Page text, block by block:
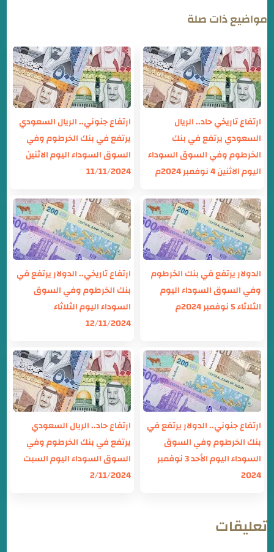
مواضيع ذات صلة
ارتفاع تاريخي حاد.. الريال
السعودي يرتفع في بنك
الخرطوم وفي السوق السوداء
اليوم الاثنين 4 نوفمبر 2024م
ارتفاع جنوني.. الريال السعودي
يرتفع في بنك الخرطوم وفي
السوق السوداء اليوم الاثنين
11/11/2024
الدولار يرتفع في بنك الخرطوم
وفي السوق السوداء اليوم
الثلاثاء 5 نوفمبر 2024م
ارتفاع تاريخي.. الدولار يرتفع في
بنك الخرطوم وفي السوق
السوداء اليوم الثلاثاء
12/11/2024
ارتفاع جنوني.. الدولار يرتفع في
بنك الخرطوم وفي السوق
السوداء اليوم الأحد 3 نوفمبر
2024
ارتفاع حاد.. الريال السعودي
يرتفع في بنك الخرطوم وفي
السوق السوداء اليوم السبت
2/11/2024
تعليقات